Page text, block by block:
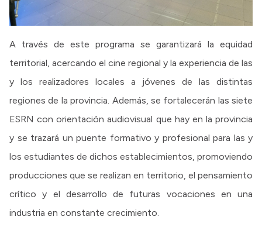
A través de este programa se garantizará la equidad
territorial, acercando el cine regional y la experiencia de las
y los realizadores locales a jóvenes de las distintas
regiones de la provincia. Además, se fortalecerán las siete
ESRN con orientación audiovisual que hay en la provincia
y se trazará un puente formativo y profesional para las y
los estudiantes de dichos establecimientos, promoviendo
producciones que se realizan en territorio, el pensamiento
crítico y el desarrollo de futuras vocaciones en una
industria en constante crecimiento.